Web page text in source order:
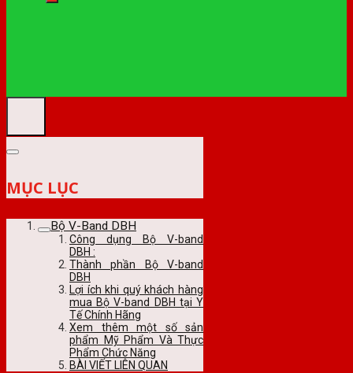
MỤC LỤC
Bộ V-Band DBH
Công dụng Bộ V-band
DBH :
Thành phần Bộ V-band
DBH
Lợi ích khi quý khách hàng
mua Bộ V-band DBH tại Y
Tế Chính Hãng
Xem thêm một số sản
phẩm Mỹ Phẩm Và Thực
Phẩm Chức Năng
BÀI VIẾT LIÊN QUAN